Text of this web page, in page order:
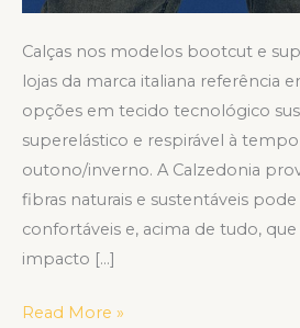
Calças nos modelos bootcut e
lojas da marca italiana referência
opções em tecido tecnológico
superelástico e respirável à
outono/inverno. A Calzedonia
fibras naturais e sustentáveis
confortáveis e, acima de tudo,
impacto […]
Read More »